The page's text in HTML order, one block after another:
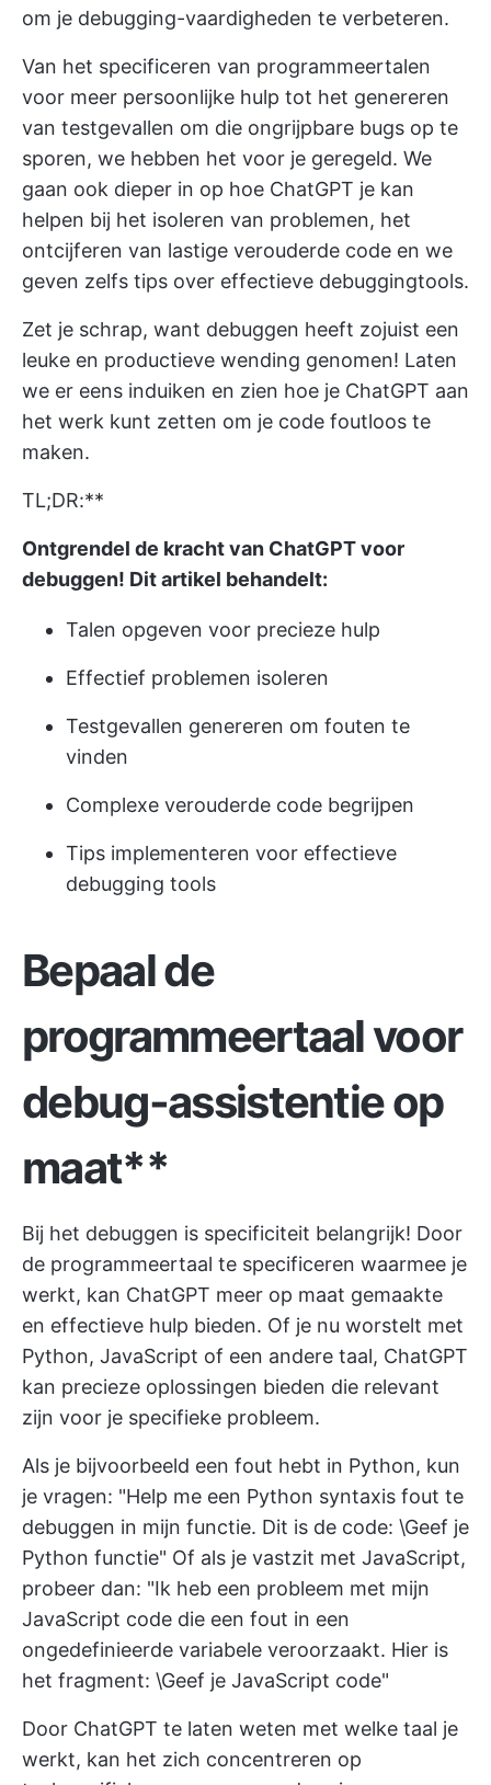
om je debugging-vaardigheden te verbeteren.
Van het specificeren van programmeertalen
voor meer persoonlijke hulp tot het genereren
van testgevallen om die ongrijpbare bugs op te
sporen, we hebben het voor je geregeld. We
gaan ook dieper in op hoe ChatGPT je kan
helpen bij het isoleren van problemen, het
ontcijferen van lastige verouderde code en we
geven zelfs tips over effectieve debuggingtools.
Zet je schrap, want debuggen heeft zojuist een
leuke en productieve wending genomen! Laten
we er eens induiken en zien hoe je ChatGPT aan
het werk kunt zetten om je code foutloos te
maken.
TL;DR:**
Ontgrendel de kracht van ChatGPT voor
debuggen! Dit artikel behandelt:
Talen opgeven voor precieze hulp
Effectief problemen isoleren
Testgevallen genereren om fouten te
vinden
Complexe verouderde code begrijpen
Tips implementeren voor effectieve
debugging tools
Bepaal de
programmeertaal voor
debug-assistentie op
maat**
Bij het debuggen is specificiteit belangrijk! Door
de programmeertaal te specificeren waarmee je
werkt, kan ChatGPT meer op maat gemaakte
en effectieve hulp bieden. Of je nu worstelt met
Python, JavaScript of een andere taal, ChatGPT
kan precieze oplossingen bieden die relevant
zijn voor je specifieke probleem.
Als je bijvoorbeeld een fout hebt in Python, kun
je vragen: "Help me een Python syntaxis fout te
debuggen in mijn functie. Dit is de code: \Geef je
Python functie" Of als je vastzit met JavaScript,
probeer dan: "Ik heb een probleem met mijn
JavaScript code die een fout in een
ongedefinieerde variabele veroorzaakt. Hier is
het fragment: \Geef je JavaScript code"
Door ChatGPT te laten weten met welke taal je
werkt, kan het zich concentreren op